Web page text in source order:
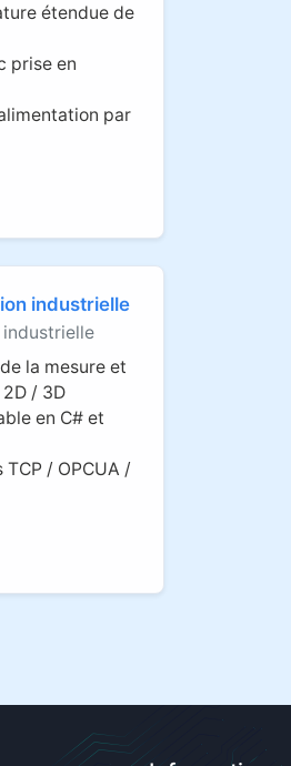
étendue de
prise en
par
industrielle
industrielle
la mesure et
/ 3D
en C# et
/ OPCUA /